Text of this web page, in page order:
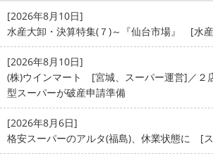
[2026年8月10日]
水産大卸・決算特集(７)～『仙台市場』 [水
[2026年8月10日]
(株)ウインマート [宮城、スーパー運営]／２
型スーパーが破産申請準備
[2026年8月6日]
格安スーパーのアルタ(福島)、休業状態に [